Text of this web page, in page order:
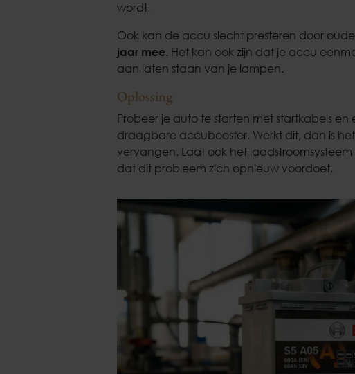
wordt.
Ook kan de accu slecht presteren door
jaar mee. Het kan ook zijn dat je accu
aan laten staan van je lampen.
Oplossing
Probeer je auto te starten met startkabels
draagbare accubooster. Werkt dit, dan is
vervangen. Laat ook het
dat dit probleem zich opnieuw voordoet.